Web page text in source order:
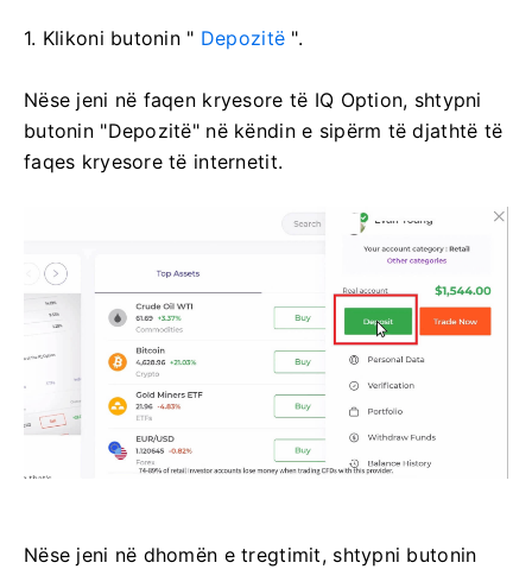
1. Klikoni butonin " Depozitë ".
Nëse jeni në faqen kryesore të IQ Option, shtypni
butonin "Depozitë" në këndin e sipërm të djathtë të
faqes kryesore të internetit.
Nëse jeni në dhomën e tregtimit, shtypni butonin